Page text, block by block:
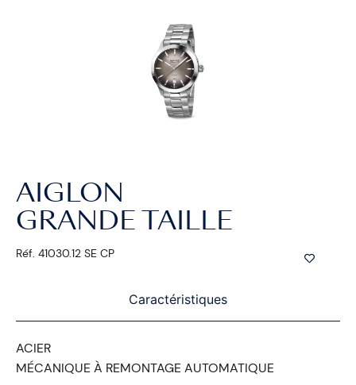
AIGLON
GRANDE TAILLE
Réf. 41030.12 SE CP
Caractéristiques
ACIER
MÉCANIQUE À REMONTAGE AUTOMATIQUE